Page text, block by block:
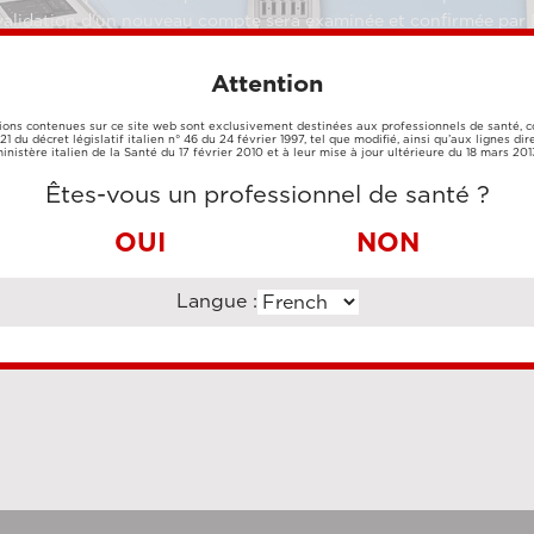
d'un nouveau compte sera examinée et confirmée par
par Esaote en tant que distributeurs, revendeurs et
nos échographes et accessoires neufs et reconditionnés pour
qualité à vos patients, veuillez vous inscrire pour
nos équipements neufs et remis à neuf pour les systèmes à
ont accès à une gestion plus rapide des commandes, à un
modifier les données personnelles et d'une mise à jour
Interdit
cannot access this page. We apologize for the
Attention
contenues sur ce site web sont exclusivement destinées aux professionnels de santé,
du décret législatif italien n° 46 du 24 février 1997, tel que modifié, ainsi qu’aux lignes
italien de la Santé du 17 février 2010 et à leur mise à jour ultérieure du 18 mars
Êtes-vous un professionnel de santé ?
OUI NON
Langue :